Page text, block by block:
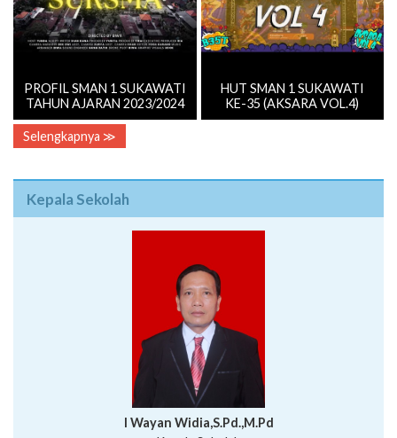
PROFIL SMAN 1 SUKAWATI
TAHUN AJARAN 2023/2024
HUT SMAN 1 SUKAWATI
KE-35 (AKSARA VOL.4)
Selengkapnya ≫
Kepala Sekolah
I Wayan Widia,S.Pd.,M.Pd